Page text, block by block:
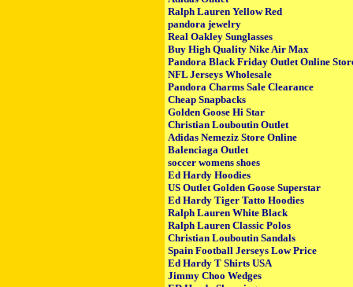
Ralph Lauren Yellow Red
pandora jewelry
Real Oakley Sunglasses
Buy High Quality Nike Air Max
Pandora Black Friday Outlet Online
NFL Jerseys Wholesale
Pandora Charms Sale Clearance
Cheap Snapbacks
Golden Goose Hi Star
Christian Louboutin Outlet
Adidas Nemeziz Store Online
Balenciaga Outlet
soccer womens shoes
Ed Hardy Hoodies
US Outlet Golden Goose Superstar
Ed Hardy Tiger Tatto Hoodies
Ralph Lauren White Black
Ralph Lauren Classic Polos
Christian Louboutin Sandals
Spain Football Jerseys Low Price
Ed Hardy T Shirts USA
Jimmy Choo Wedges